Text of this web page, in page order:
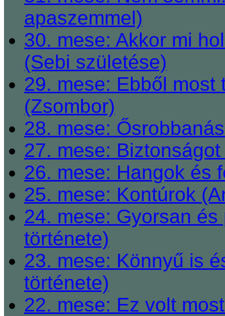
apaszemmel)
30. mese: Akkor mi
(Sebi születése)
29. mese: Ebből
(Zsombor)
28. mese:
27. mese:
26. mese: Hangok és
25. mese: Kontúrok
24. mese: Gyorsan
története)
23. mese: Könnyű is
története)
22. mese: Ez volt